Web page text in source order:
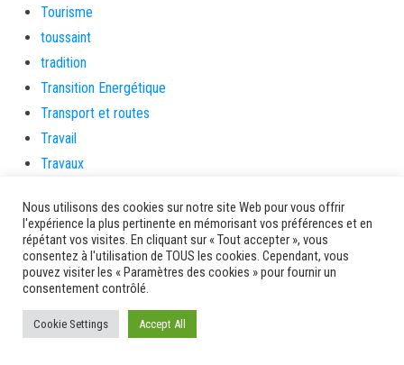
Tourisme
toussaint
tradition
Transition Energétique
Transport et routes
Travail
Travaux
travaux utiles
TSUNAMI
TZCLD
uncategorized
Venir en Martinique
Video
Nous utilisons des cookies sur notre site Web pour vous offrir
l'expérience la plus pertinente en mémorisant vos préférences et en
répétant vos visites. En cliquant sur « Tout accepter », vous
consentez à l'utilisation de TOUS les cookies. Cependant, vous
pouvez visiter les « Paramètres des cookies » pour fournir un
consentement contrôlé.
Cookie Settings Accept All